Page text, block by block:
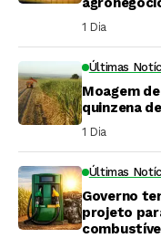
1 Dia ⁮
Últimas
Moagem
quinzena
1 Dia ⁮
Últimas
Governo
projeto